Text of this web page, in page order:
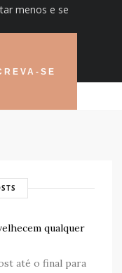
menos e se
qualquer
até o final para